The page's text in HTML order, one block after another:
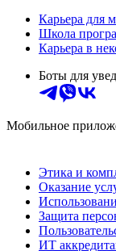
Карьера для
Школа
Карьера в
Боты для
Мобильное
Этика и
Оказание
Защита
ИТ